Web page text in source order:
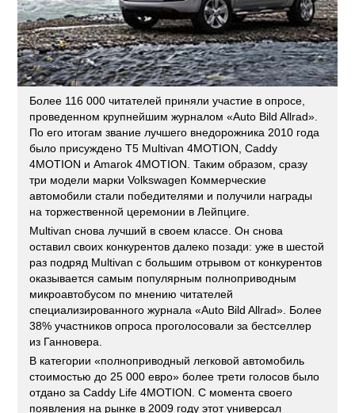
Более 116 000 читателей приняли участие в опросе,
проведенном крупнейшим журналом «Auto Bild Allrad».
По его итогам звание лучшего внедорожника 2010 года
было присуждено T5 Multivan 4MOTION, Caddy
4MOTION и Amarok 4MOTION. Таким образом, сразу
три модели марки Volkswagen Коммерческие
автомобили стали победителями и получили награды
на торжественной церемонии в Лейпциге.
Multivan снова лучший в своем классе. Он снова
оставил своих конкурентов далеко позади: уже в шестой
раз подряд Multivan с большим отрывом от конкурентов
оказывается самым популярным полноприводным
микроавтобусом по мнению читателей
специализированного журнала «Auto Bild Allrad». Более
38% участников опроса проголосовали за бестселлер
из Ганновера.
В категории «полноприводный легковой автомобиль
стоимостью до 25 000 евро» более трети голосов было
отдано за Caddy Life 4MOTION. С момента своего
появления на рынке в 2009 году этот универсал